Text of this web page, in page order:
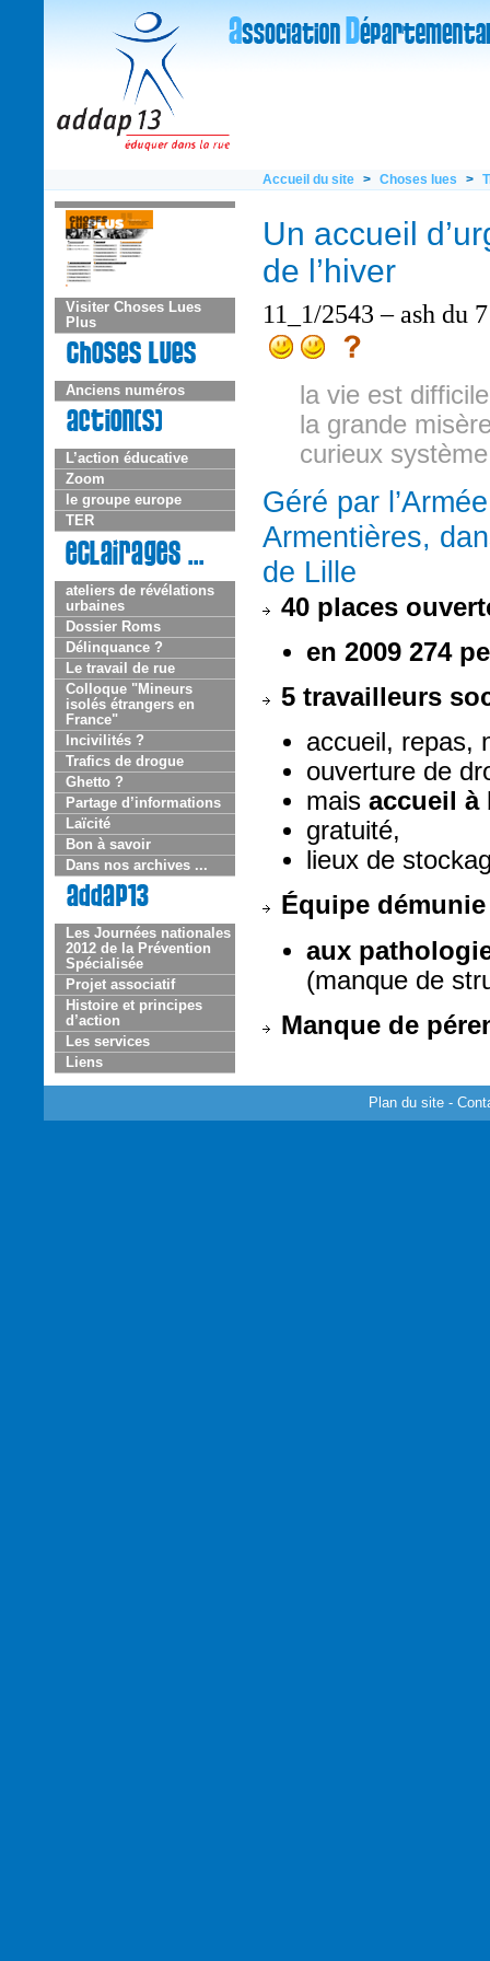
Accueil du site > Choses lues >
Visiter Choses Lues
Plus
Anciens numéros
L’action éducative
Zoom
le groupe europe
TER
ateliers de révélations
urbaines
Dossier Roms
Délinquance ?
Le travail de rue
Colloque "Mineurs
isolés étrangers en
France"
Incivilités ?
Trafics de drogue
Ghetto ?
Partage d’informations
Laïcité
Bon à savoir
Dans nos archives ...
Les Journées nationales
2012 de la Prévention
Spécialisée
Projet associatif
Histoire et principes
d’action
Les services
Liens
Un accueil
de l’hiver
11_1/2543 – ash du
la vie est
la grande
curieux
Géré par
Armentières,
de Lille
40 places
en 2009 274
5 travailleurs
accueil, repas,
ouverture de
mais accueil à
gratuité,
lieux de
Équipe
aux
(manque de
Manque de
Plan du site -